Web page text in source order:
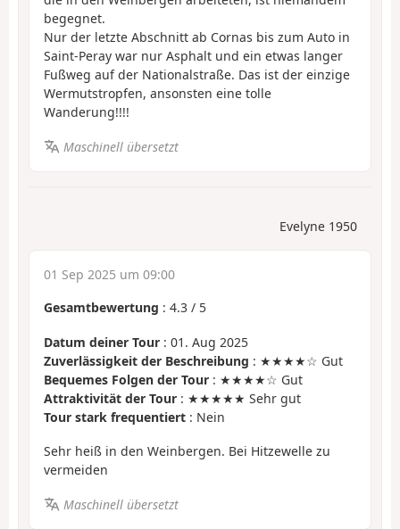
begegnet.
Nur der letzte Abschnitt ab Cornas bis zum Auto in
Saint-Peray war nur Asphalt und ein etwas langer
Fußweg auf der Nationalstraße. Das ist der einzige
Wermutstropfen, ansonsten eine tolle
Wanderung!!!!
Maschinell übersetzt
Evelyne 1950
01 Sep 2025 um 09:00
Gesamtbewertung : 4.3 / 5
Datum deiner Tour : 01. Aug 2025
Zuverlässigkeit der Beschreibung : ★★★★☆ Gut
Bequemes Folgen der Tour : ★★★★☆ Gut
Attraktivität der Tour : ★★★★★ Sehr gut
Tour stark frequentiert : Nein
Sehr heiß in den Weinbergen. Bei Hitzewelle zu
vermeiden
Maschinell übersetzt